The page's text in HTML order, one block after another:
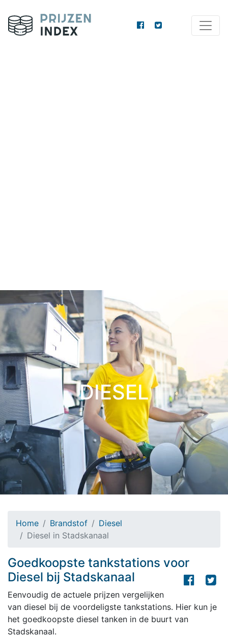
DIESEL
Home Brandstof
Diesel
Diesel in Stadskanaal
Goedkoopste tankstations voor
Diesel bij Stadskanaal
Eenvoudig de actuele prijzen vergelijken
van diesel bij de voordeligste tankstations. Hier kun je
het goedkoopste diesel tanken in de buurt van
Stadskanaal.